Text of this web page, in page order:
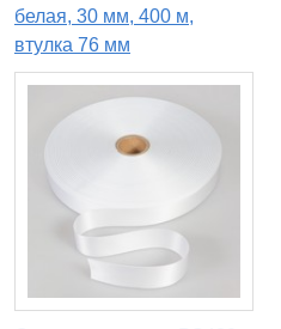
белая, 30 мм, 400 м,
втулка 76 мм